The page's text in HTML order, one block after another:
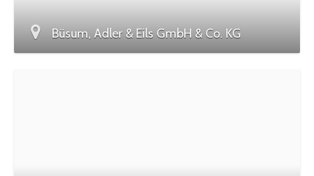
Büsum, Adler & Eils GmbH & Co. KG